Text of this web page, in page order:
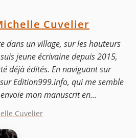
Cuvelier
dans un village, sur les hauteurs
jeune écrivaine depuis 2015,
déjà édités. En naviguant sur
Edition999.info, qui me semble
mon manuscrit en...
Cuvelier